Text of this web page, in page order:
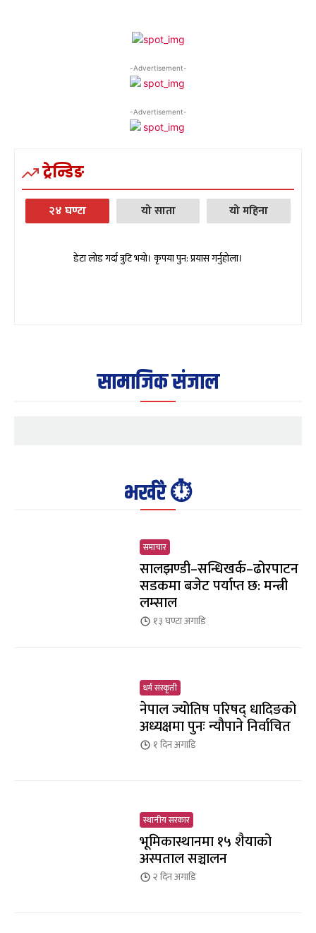
-Advertisement-
-Advertisement-
ट्रेन्डिङ
२४ घण्टा यो साता यो महिना
डेटा लोड गर्दा त्रुटि भयो। कृपया पुन: प्रयास गर्नुहोला।
सामाजिक संजाल
भर्खरै ⏱️
समाचार
सालझण्डी–सन्धिखर्क–ढोरपाटन
सडकमा बजेट पर्याप्त छ: मन्त्री
लम्साल
१३ घण्टाअगाडि
धर्म संस्कृती
नेपाल ज्योतिष परिषद् धादिङको
अध्यक्षमा पुनः न्यौपाने निर्वाचित
१ दिनअगाडि
स्थानीय सरकार
भूमिकास्थानमा १५ शैयाको
अस्पताल सञ्चालन
२ दिनअगाडि